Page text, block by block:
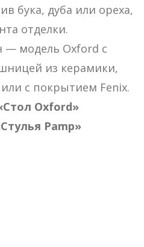
бука, дуба или ореха,
отделки.
— модель Oxford с
из керамики,
с покрытием Fenix.
Oxford»
Pamp»